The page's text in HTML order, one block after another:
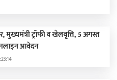
मुख्यमंत्री ट्रॉफी व खेलवृत्ति, 5 अगस्त
आवेदन